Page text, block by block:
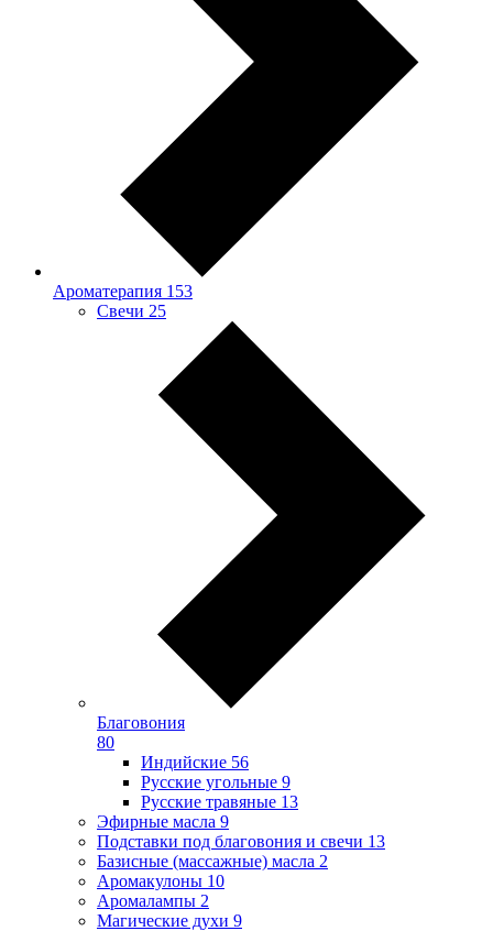
Ароматерапия 153
Свечи 25
Благовония
80
Индийские 56
Русские угольные 9
Русские травяные 13
Эфирные масла 9
Подставки под благовония и свечи 13
Базисные (массажные) масла 2
Аромакулоны 10
Аромалампы 2
Магические духи 9